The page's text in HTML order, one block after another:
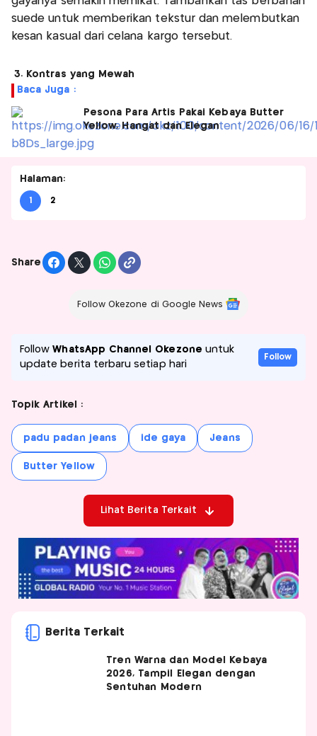
suede untuk memberikan tekstur dan melembutkan
kesan kasual dari celana kargo tersebut.
3. Kontras yang Mewah
Baca Juga :
Pesona Para Artis Pakai Kebaya Butter
Yellow, Hangat dan Elegan
Halaman:
1 2
Share
Follow Okezone di Google News
FollowWhatsApp Channel Okezone untuk
update berita terbaru setiap hari
Follow
Topik Artikel :
padu padan jeans ide gaya Jeans
Butter Yellow
Lihat Berita Terkait
Berita Terkait
Tren Warna dan Model Kebaya
2026, Tampil Elegan dengan
Sentuhan Modern